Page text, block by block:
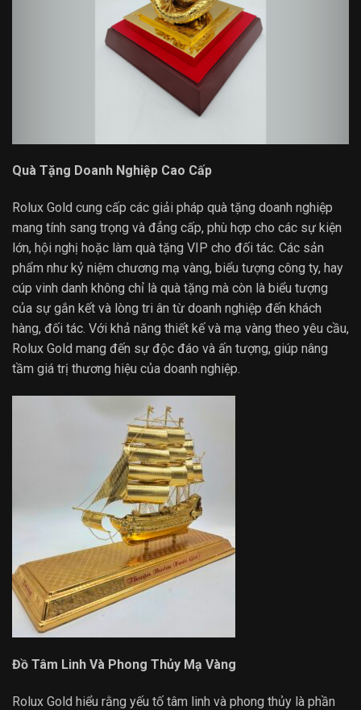
Quà Tặng Doanh Nghiệp Cao Cấp
Rolux Gold cung cấp các giải pháp quà tặng doanh nghiệp
mang tính sang trọng và đẳng cấp, phù hợp cho các sự kiện
lớn, hội nghị hoặc làm quà tặng VIP cho đối tác. Các sản
phẩm như kỷ niệm chương mạ vàng, biểu tượng công ty, hay
cúp vinh danh không chỉ là quà tặng mà còn là biểu tượng
của sự gắn kết và lòng tri ân từ doanh nghiệp đến khách
hàng, đối tác. Với khả năng thiết kế và mạ vàng theo yêu cầu,
Rolux Gold mang đến sự độc đáo và ấn tượng, giúp nâng
tầm giá trị thương hiệu của doanh nghiệp.
Đồ Tâm Linh Và Phong Thủy Mạ Vàng
Rolux Gold hiểu rằng yếu tố tâm linh và phong thủy là phần